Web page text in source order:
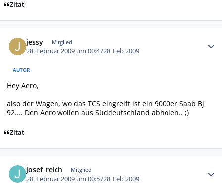
Zitat
jessy Mitglied
28. Februar 2009 um 00:4728. Feb 2009
AUTOR
Hey Aero,
also der Wagen, wo das TCS eingreift ist ein 9000er Saab Bj
92.... Den Aero wollen aus Süddeutschland abholen.. ;)
Zitat
josef_reich Mitglied
28. Februar 2009 um 00:5728. Feb 2009